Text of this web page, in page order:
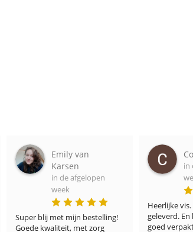
Emily van
Karsen
in de afgelopen
Super blij met mijn bestelling!
Goede kwaliteit, met zorg
Corine
in de
week
Heerlijke vis.
geleverd. En
goed verpakt